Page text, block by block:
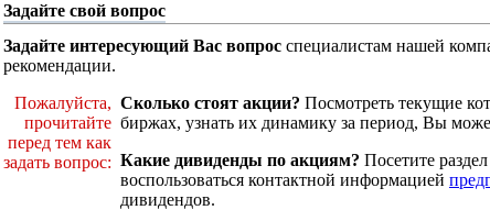
Задайте свой вопрос
Задайте интересующий Вас вопрос специалистам нашей
рекомендации.
Пожалуйста,
прочитайте
перед тем как
задать вопрос:
Сколько стоят акции? Посмотреть текущие
биржах, узнать их динамику за период, Вы
Какие дивиденды по акциям? Посетите раздел
воспользоваться контактной информацией
дивидендов.